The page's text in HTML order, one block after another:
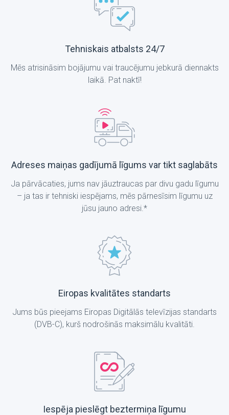
Tehniskais atbalsts 24/7
Mēs atrisināsim bojājumu vai traucējumu jebkurā diennakts
laikā. Pat naktī!
Adreses maiņas gadījumā līgums var tikt saglabāts
Ja pārvācaties, jums nav jāuztraucas par divu gadu līgumu
– ja tas ir tehniski iespējams, mēs pārnesīsim līgumu uz
jūsu jauno adresi.*
Eiropas kvalitātes standarts
Jums būs pieejams Eiropas Digitālās televīzijas standarts
(DVB-C), kurš nodrošinās maksimālu kvalitāti.
Iespēja pieslēgt beztermiņa līgumu